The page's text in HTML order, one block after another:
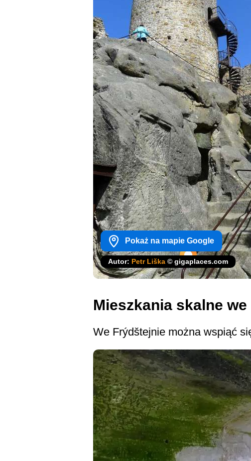
Pokaż na mapie Google
Autor: Petr Liška © gigaplaces.com
Mieszkania skalne
We Frýdštejnie można wspiąć